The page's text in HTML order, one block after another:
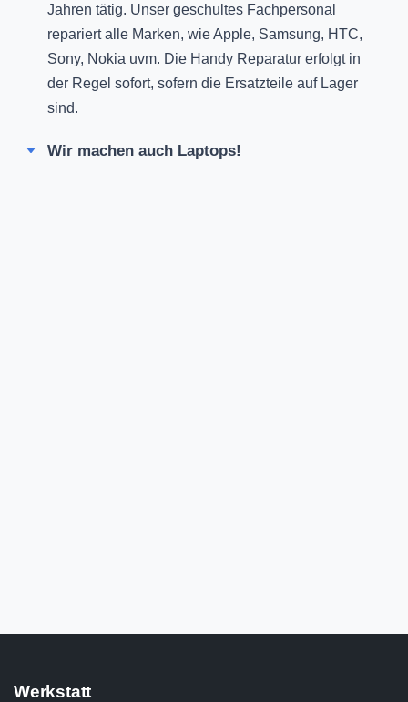
Jahren tätig. Unser geschultes Fachpersonal
repariert alle Marken, wie Apple, Samsung, HTC,
Sony, Nokia uvm. Die Handy Reparatur erfolgt in
der Regel sofort, sofern die Ersatzteile auf Lager
sind.
Wir machen auch Laptops!
Werkstatt